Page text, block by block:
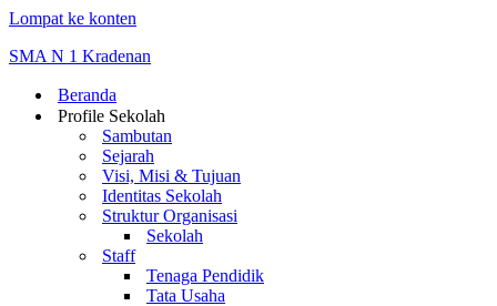
Lompat ke konten
SMA N 1 Kradenan
Beranda
Profile Sekolah
Sambutan
Sejarah
Visi, Misi & Tujuan
Identitas Sekolah
Struktur Organisasi
Sekolah
Staff
Tenaga Pendidik
Tata Usaha